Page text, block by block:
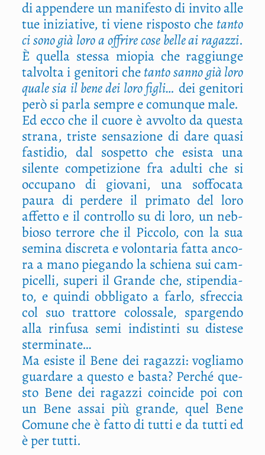
di appen­de­re un mani­fe­sto di invi­to alle
tue ini­zia­ti­ve, ti vie­ne rispo­sto che tan­to
ci sono già loro a offri­re cose bel­le ai ragaz­zi.
È quel­la stes­sa mio­pia che rag­giun­ge
tal­vol­ta i geni­to­ri chetan­to san­no già loro
qua­le sia il bene dei loro figli… dei geni­to­ri
però si par­la sem­pre e comun­que male.
Ed ecco che il cuo­re è avvol­to da que­sta
stra­na, tri­ste sen­sa­zio­ne di dare qua­si
fasti­dio, dal sospet­to che esi­sta una
silen­te com­pe­ti­zio­ne fra adul­ti che si
occu­pa­no di gio­va­ni, una sof­fo­ca­ta
pau­ra di per­de­re il pri­ma­to del loro
affet­to e il con­trol­lo su di loro, un neb­
bio­so ter­ro­re che il Pic­co­lo, con la sua
semi­na discre­ta e volon­ta­ria fat­ta anco­
ra a mano pie­gan­do la schie­na sui cam­
pi­cel­li, supe­ri il Gran­de che, sti­pen­dia­
to, e quin­di obbli­ga­to a far­lo, sfrec­cia
col suo trat­to­re colos­sa­le, spar­gen­do
alla rin­fu­sa semi indi­stin­ti su diste­se
sterminate…
Ma esi­ste il Bene dei ragaz­zi: voglia­mo
guar­da­re a que­sto e basta? Per­ché que­
sto Bene dei ragaz­zi coin­ci­de poi con
un Bene assai più gran­de, quel Bene
Comu­ne che è fat­to di tut­ti e da tut­ti ed
è per tutti.